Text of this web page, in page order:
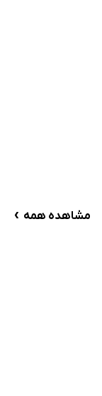
مشاهده همه ›